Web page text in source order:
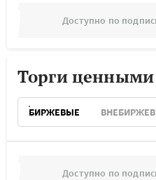
Доступно по
Торги
БИРЖЕВЫЕ
Доступно по